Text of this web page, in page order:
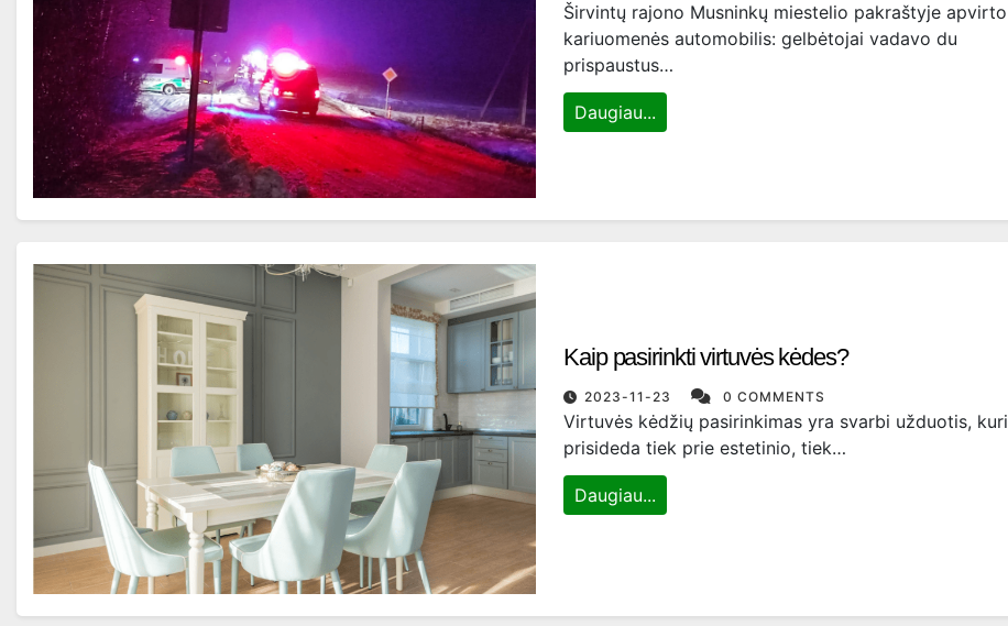
Širvintų rajono Musninkų miestelio pakraštyje apvirto
kariuomenės automobilis: gelbėtojai vadavo du
prispaustus…
Daugiau...
Kaip pasirinkti virtuvės kėdes?
2023-11-23 0 COMMENTS
Virtuvės kėdžių pasirinkimas yra svarbi užduotis, kuri
prisideda tiek prie estetinio, tiek…
Daugiau...